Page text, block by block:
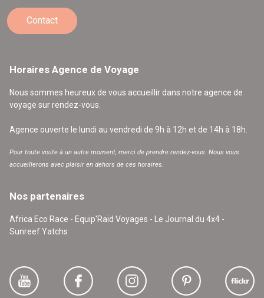
Contact
Horaires Agence de Voyage
Nous sommes heureux de vous accueillir dans notre agence de
voyage sur rendez-vous.
Agence ouverte le lundi au vendredi de 9h à 12h et de 14h à 18h.
Pour toute visite à un autre moment, merci de prendre rendez-vous. Nous vous
accueillerons avec plaisir en dehors de ces horaires.
Nos partenaires
Africa Eco Race - Equip'Raid Voyages - Le Journal du 4x4 -
Sunreef Yatchs